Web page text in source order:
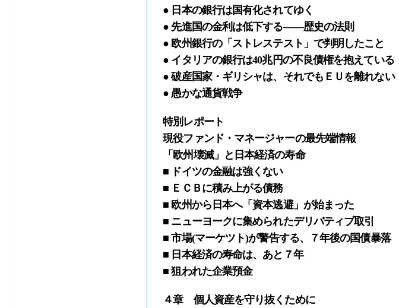
● 日本の銀行は国有化されてゆく
● 先進国の金利は低下する――歴史の法則
● 欧州銀行の「ストレステスト」で判明したこと
● イタリアの銀行は40兆円の不良債権を抱えている
● 破産国家・ギリシャは、それでもＥＵを離れない
● 愚かな通貨戦争
特別レポート
現役ファンド・マネージャーの最先端情報
「欧州壊滅」と日本経済の寿命
■ ドイツの金融は強くない
■ ＥＣＢに積み上がる債務
■ 欧州から日本へ「資本逃避」が始まった
■ ニューヨークに集められたデリバティブ取引
■ 市場(マーケツト)が警告する、７年後の国債暴落
■ 日本経済の寿命は、あと７年
■ 狙われた企業預金
４章 個人資産を守り抜くために